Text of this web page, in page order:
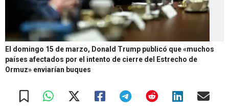
El domingo 15 de marzo, Donald Trump publicó que «muchos
países afectados por el intento de cierre del Estrecho de
Ormuz» enviarían buques